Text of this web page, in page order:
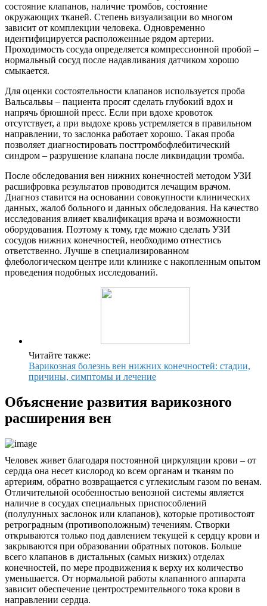
состояние клапанов, наличие тромбов, состояние
окружающих тканей. Степень визуализации во многом
зависит от комплекции человека. Одновременно
идентифицируется расположенные рядом артерии.
Проходимость сосуда определяется компрессионной пробой –
нормальный сосуд после надавливания датчиком хорошо
смыкается.
Для оценки состоятельности клапанов используется проба
Вальсальвы – пациента просят сделать глубокий вдох и
напрячь брюшной пресс. Если при вдохе кровоток
отсутствует, а при выдохе кровь устремляется в правильном
направлении, то заслонка работает хорошо. Такая проба
позволяет диагностировать посттромбофлебитический
синдром – разрушение клапана после ликвидации тромба.
После обследования вен нижних конечностей методом УЗИ
расшифровка результатов проводится лечащим врачом.
Диагноз ставится на основании совокупности клинических
данных, жалоб больного и данных обследования. На качество
исследования влияет квалификация врача и возможности
оборудования. Поэтому к тому, где можно сделать УЗИ
сосудов нижних конечностей, необходимо отнестись
ответственно. Лучше в специализированном
флебологическом центре или клинике с накопленным опытом
проведения подобных исследований.
Читайте также:
Варикозная болезнь вен нижних конечностей: стадии,
причины, симптомы и лечение
Объяснение развития варикозного
расширения вен
Человек живет благодаря постоянной циркуляции крови – от
сердца она несет кислород ко всем органам и тканям по
артериям, обратно возвращается с углекислым газом по венам.
Отличительной особенностью венозной системы является
наличие в сосудах специальных приспособлений
(полулунных заслонок или клапанов), которые противостоят
ретроградным (противоположным) течениям. Створки
открываются только под давлением текущей к сердцу крови и
закрываются при образовании обратных потоков. Больше
всего клапанов в дистальных (самых низких) отделах
конечностей, по мере продвижения к верху их количество
уменьшается. От нормальной работы клапанного аппарата
зависит обеспечение центростремительного тока крови в
направлении сердца.